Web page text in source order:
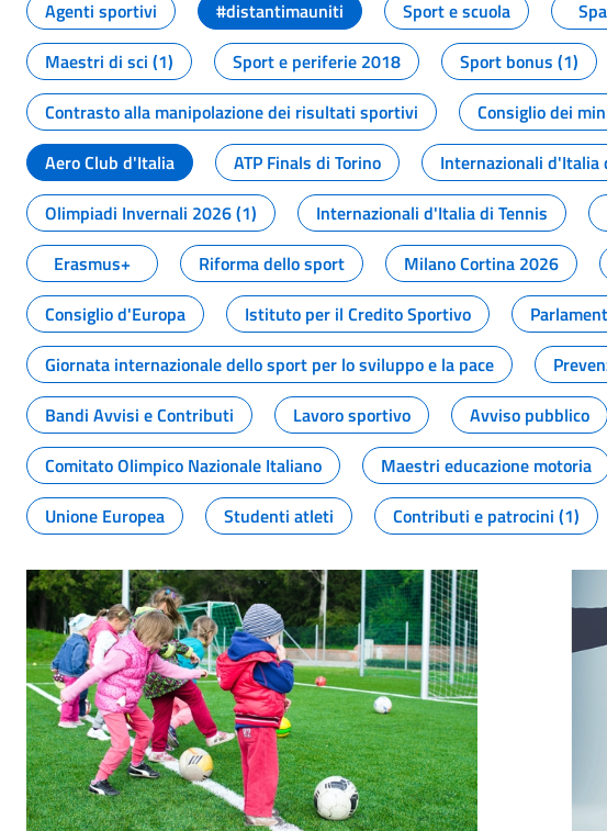
Agenti sportivi
#distantimauniti Sport e scuola
Maestri di sci (1)
Sport e periferie 2018 Sport bonus (1)
Contrasto alla manipolazione dei risultati sportivi
Consiglio dei
Aero Club d'Italia
ATP Finals di Torino Internazionali d'Italia
Olimpiadi Invernali 2026 (1)
Internazionali d'Italia di Tennis
Erasmus+
Riforma dello sport Milano Cortina 2026
Consiglio d'Europa
Istituto per il Credito Sportivo
Giornata internazionale dello sport per lo sviluppo e la pace
Bandi Avvisi e Contributi
Lavoro sportivo Avviso pubblico
Comitato Olimpico Nazionale Italiano
Maestri educazione motoria
Unione Europea
Studenti atleti Contributi e patrocini (1)